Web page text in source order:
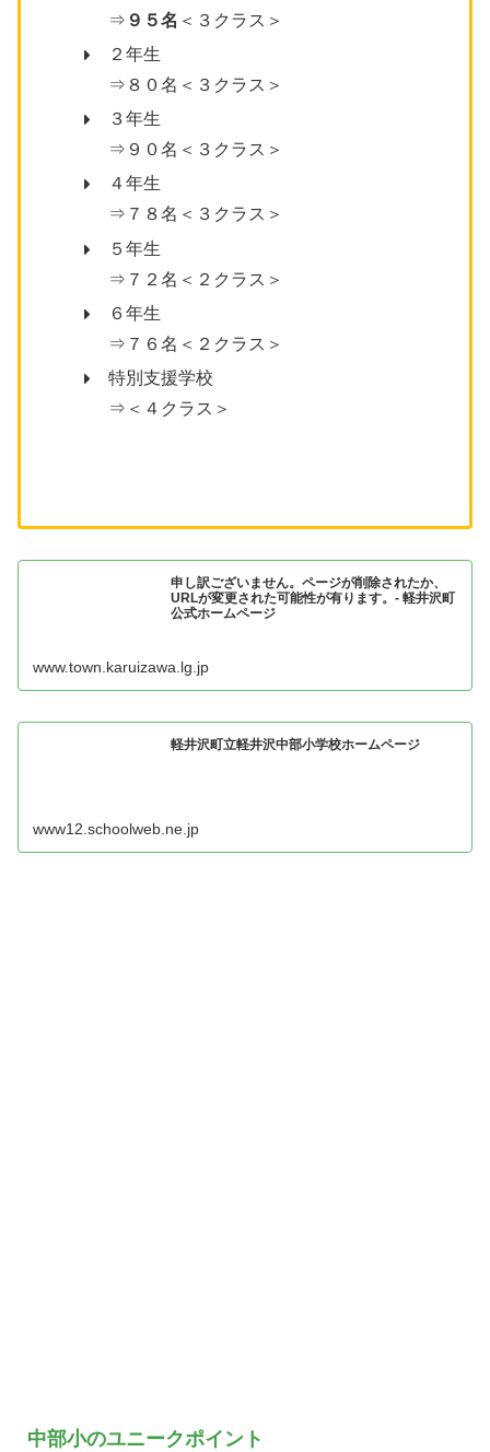
⇒ ９５名 ＜３クラス＞
２年生
⇒８０名＜３クラス＞
３年生
⇒９０名＜３クラス＞
４年生
⇒７８名＜３クラス＞
５年生
⇒７２名＜２クラス＞
６年生
⇒７６名＜２クラス＞
特別支援学校
⇒＜４クラス＞
申し訳ございません。ページが削除されたか、
URLが変更された可能性が有ります。- 軽井沢町
公式ホームページ
www.town.karuizawa.lg.jp
軽井沢町立軽井沢中部小学校ホームページ
www12.schoolweb.ne.jp
中部小のユニークポイント